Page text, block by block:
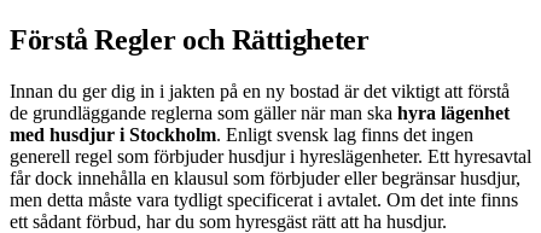
Förstå Regler och Rättigheter
Innan du ger dig in i jakten på en ny bostad är det viktigt att förstå
de grundläggande reglerna som gäller när man ska hyra lägenhet
med husdjur i Stockholm. Enligt svensk lag finns det ingen
generell regel som förbjuder husdjur i hyreslägenheter. Ett hyresavtal
får dock innehålla en klausul som förbjuder eller begränsar husdjur,
men detta måste vara tydligt specificerat i avtalet. Om det inte finns
ett sådant förbud, har du som hyresgäst rätt att ha husdjur.